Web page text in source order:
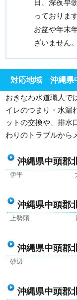
日、深夜早
っております
お盆や年末
ざいません
対応地域 沖縄県
おきなわ水道職人で
イレのつまり・水漏
ットの交換や、排水
わりのトラブルから
沖縄県中頭郡
伊平
沖縄県中頭郡
上勢頭
沖縄県中頭郡
砂辺
沖縄県中頭郡